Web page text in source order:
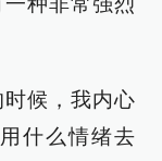
候，我内心
什么情绪去